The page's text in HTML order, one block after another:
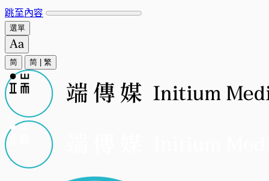
跳至內容
選單
简 简 繁